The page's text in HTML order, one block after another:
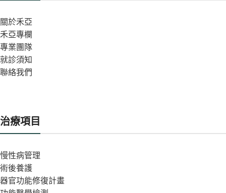
關於禾亞
禾亞專欄
專業團隊
就診須知
聯絡我們
治療項目
慢性病管理
術後養護
器官功能修復計畫